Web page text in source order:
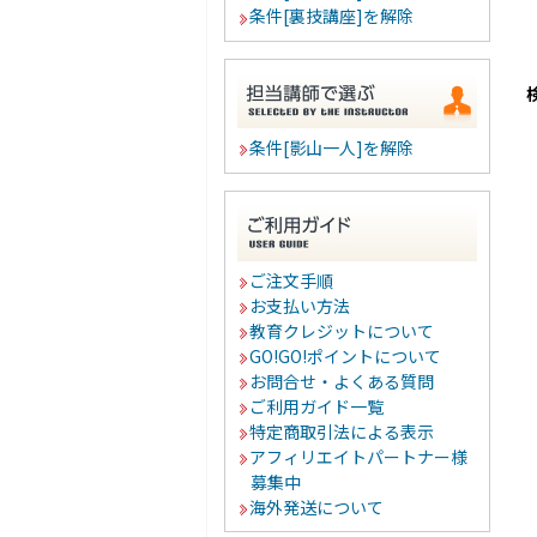
条件[裏技講座]を解除
条件[影山一人]を解除
ご注文手順
お支払い方法
教育クレジットについて
GO!GO!ポイントについて
お問合せ・よくある質問
ご利用ガイド一覧
特定商取引法による表示
アフィリエイトパートナー様
募集中
海外発送について